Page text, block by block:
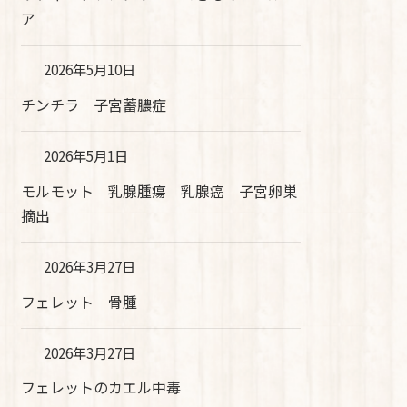
ア
2026年5月10日
チンチラ 子宮蓄膿症
2026年5月1日
モルモット 乳腺腫瘍 乳腺癌 子宮卵巣
摘出
2026年3月27日
フェレット 骨腫
2026年3月27日
フェレットのカエル中毒